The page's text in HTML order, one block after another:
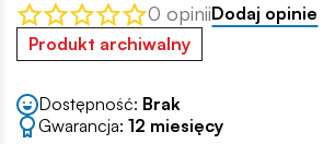
0 opiniiDodaj opinie
Produkt archiwalny
Dostępność: Brak
Gwarancja: 12 miesięcy